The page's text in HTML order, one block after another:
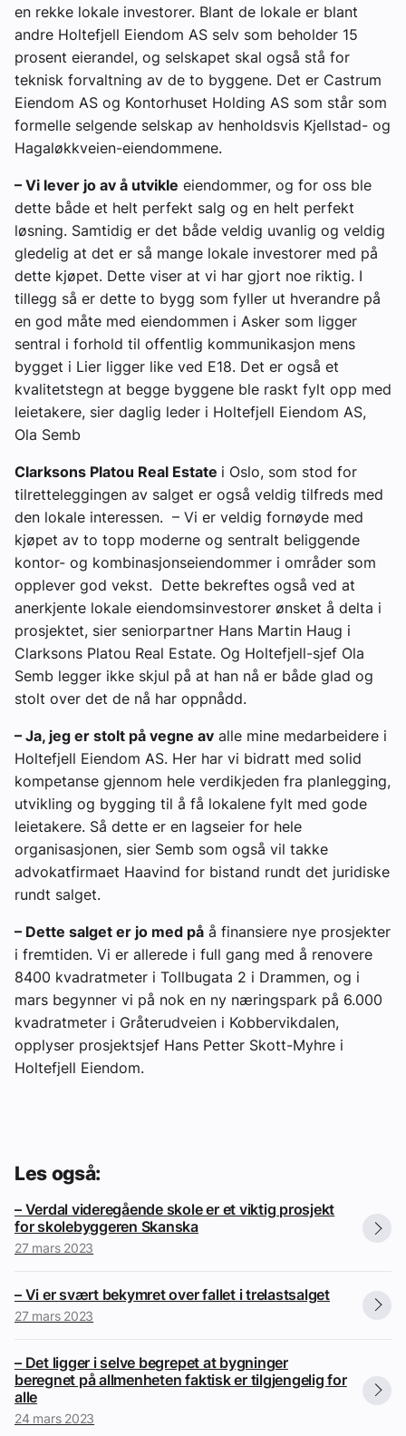
en rekke lokale investorer. Blant de lokale er blant
andre Holtefjell Eiendom AS selv som beholder 15
prosent eierandel, og selskapet skal også stå for
teknisk forvaltning av de to byggene. Det er Castrum
Eiendom AS og Kontorhuset Holding AS som står som
formelle selgende selskap av henholdsvis Kjellstad- og
Hagaløkkveien-eiendommene.
– Vi lever jo av å utvikle eiendommer, og for oss ble
dette både et helt perfekt salg og en helt perfekt
løsning. Samtidig er det både veldig uvanlig og veldig
gledelig at det er så mange lokale investorer med på
dette kjøpet. Dette viser at vi har gjort noe riktig. I
tillegg så er dette to bygg som fyller ut hverandre på
en god måte med eiendommen i Asker som ligger
sentral i forhold til offentlig kommunikasjon mens
bygget i Lier ligger like ved E18. Det er også et
kvalitetstegn at begge byggene ble raskt fylt opp med
leietakere, sier daglig leder i Holtefjell Eiendom AS,
Ola Semb
Clarksons Platou Real Estate i Oslo, som stod for
tilretteleggingen av salget er også veldig tilfreds med
den lokale interessen. – Vi er veldig fornøyde med
kjøpet av to topp moderne og sentralt beliggende
kontor- og kombinasjonseiendommer i områder som
opplever god vekst. Dette bekreftes også ved at
anerkjente lokale eiendomsinvestorer ønsket å delta i
prosjektet, sier seniorpartner Hans Martin Haug i
Clarksons Platou Real Estate. Og Holtefjell-sjef Ola
Semb legger ikke skjul på at han nå er både glad og
stolt over det de nå har oppnådd.
– Ja, jeg er stolt på vegne av alle mine medarbeidere i
Holtefjell Eiendom AS. Her har vi bidratt med solid
kompetanse gjennom hele verdikjeden fra planlegging,
utvikling og bygging til å få lokalene fylt med gode
leietakere. Så dette er en lagseier for hele
organisasjonen, sier Semb som også vil takke
advokatfirmaet Haavind for bistand rundt det juridiske
rundt salget.
– Dette salget er jo med på å finansiere nye prosjekter
i fremtiden. Vi er allerede i full gang med å renovere
8400 kvadratmeter i Tollbugata 2 i Drammen, og i
mars begynner vi på nok en ny næringspark på 6.000
kvadratmeter i Gråterudveien i Kobbervikdalen,
opplyser prosjektsjef Hans Petter Skott-Myhre i
Holtefjell Eiendom.
Les også:
– Verdal videregående skole er et viktig prosjekt
for skolebyggeren Skanska
27 mars 2023
– Vi er svært bekymret over fallet i trelastsalget
27 mars 2023
– Det ligger i selve begrepet at bygninger
beregnet på allmenheten faktisk er tilgjengelig for
alle
24 mars 2023